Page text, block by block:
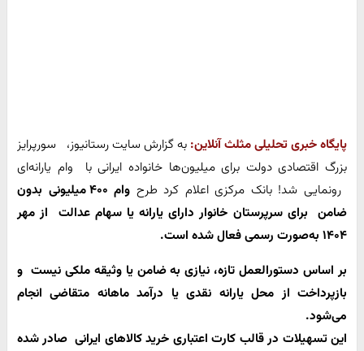
پایگاه خبری تحلیلی مثلث آنلاین: به گزارش سایت رستانیوز، سورپرایز
بزرگ اقتصادی دولت برای میلیون‌ها خانواده ایرانی با وام یارانه‌ای
رونمایی شد! بانک مرکزی اعلام کرد طرح
وام ۴۰۰ میلیونی بدون
ضامن برای سرپرستان خانوار دارای یارانه یا سهام عدالت از مهر
۱۴۰۴ به‌صورت رسمی فعال شده است.
بر اساس دستورالعمل تازه، نیازی به ضامن یا وثیقه ملکی نیست و
بازپرداخت از محل یارانه نقدی یا درآمد ماهانه متقاضی انجام
می‌شود.
این تسهیلات در قالب کارت اعتباری خرید کالاهای ایرانی صادر شده